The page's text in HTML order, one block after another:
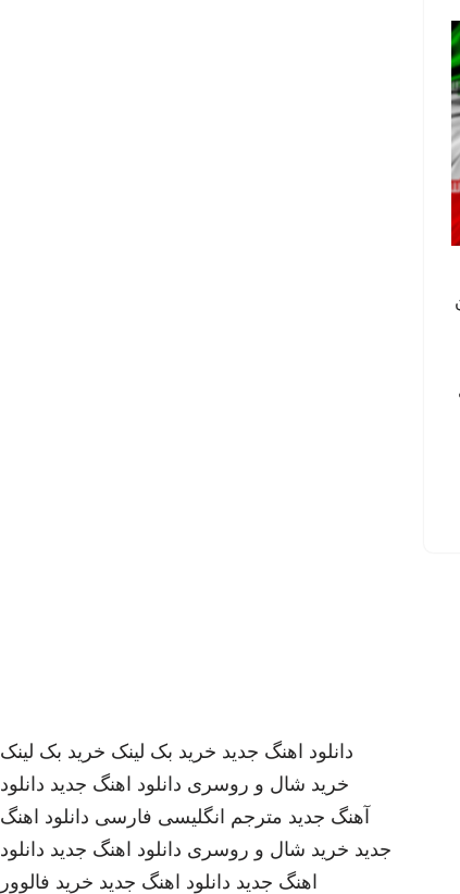
دانلود اهنگ جدید خرید بک لینک خرید بک لینک
خرید شال و روسری دانلود اهنگ جدید دانلود
آهنگ جدید مترجم انگلیسی فارسی دانلود اهنگ
جدید خرید شال و روسری دانلود اهنگ جدید دانلود
اهنگ جدید دانلود اهنگ جدید خرید فالوور